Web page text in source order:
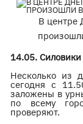
В центре
14.05.
Несколько из
сегодня с
заложены в
по всему
проверяют.